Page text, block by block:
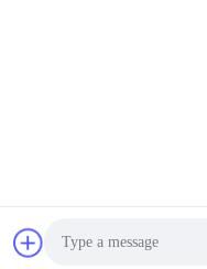
© de Copyright 2021-
Co., Ltd. .